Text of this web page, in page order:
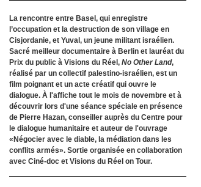
La rencontre entre Basel, qui enregistre
l’occupation et la destruction de son village en
Cisjordanie, et Yuval, un jeune militant israélien.
Sacré meilleur documentaire à Berlin et lauréat du
Prix du public à Visions du Réel,No Other Land,
réalisé par un collectif palestino-israélien, est un
film poignant et un acte créatif qui ouvre le
dialogue. À l'affiche tout le mois de novembre et à
découvrir lors d'une séance spéciale en présence
de Pierre Hazan, conseiller auprès du Centre pour
le dialogue humanitaire et auteur de l'ouvrage
«Négocier avec le diable, la médiation dans les
conflits armés». Sortie organisée en collaboration
avec Ciné-doc et Visions du Réel on Tour.